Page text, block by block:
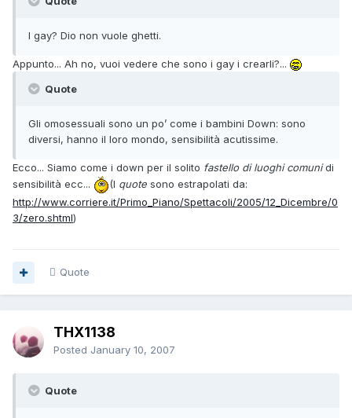
I gay? Dio non vuole ghetti.
Appunto... Ah no, vuoi vedere che sono i gay i crearli?...
Quote
Gli omosessuali sono un po’ come i bambini Down: sono
diversi, hanno il loro mondo, sensibilità acutissime.
Ecco... Siamo come i down per il solito fastello di luoghi comunidi
sensibilità ecc...
(I quote sono estrapolati da:
http://www.corriere.it/Primo_Piano/Spettacoli/2005/12_Dicembre/0
3/zero.shtml)
Quote
THX1138
Posted January 10, 2007
Quote